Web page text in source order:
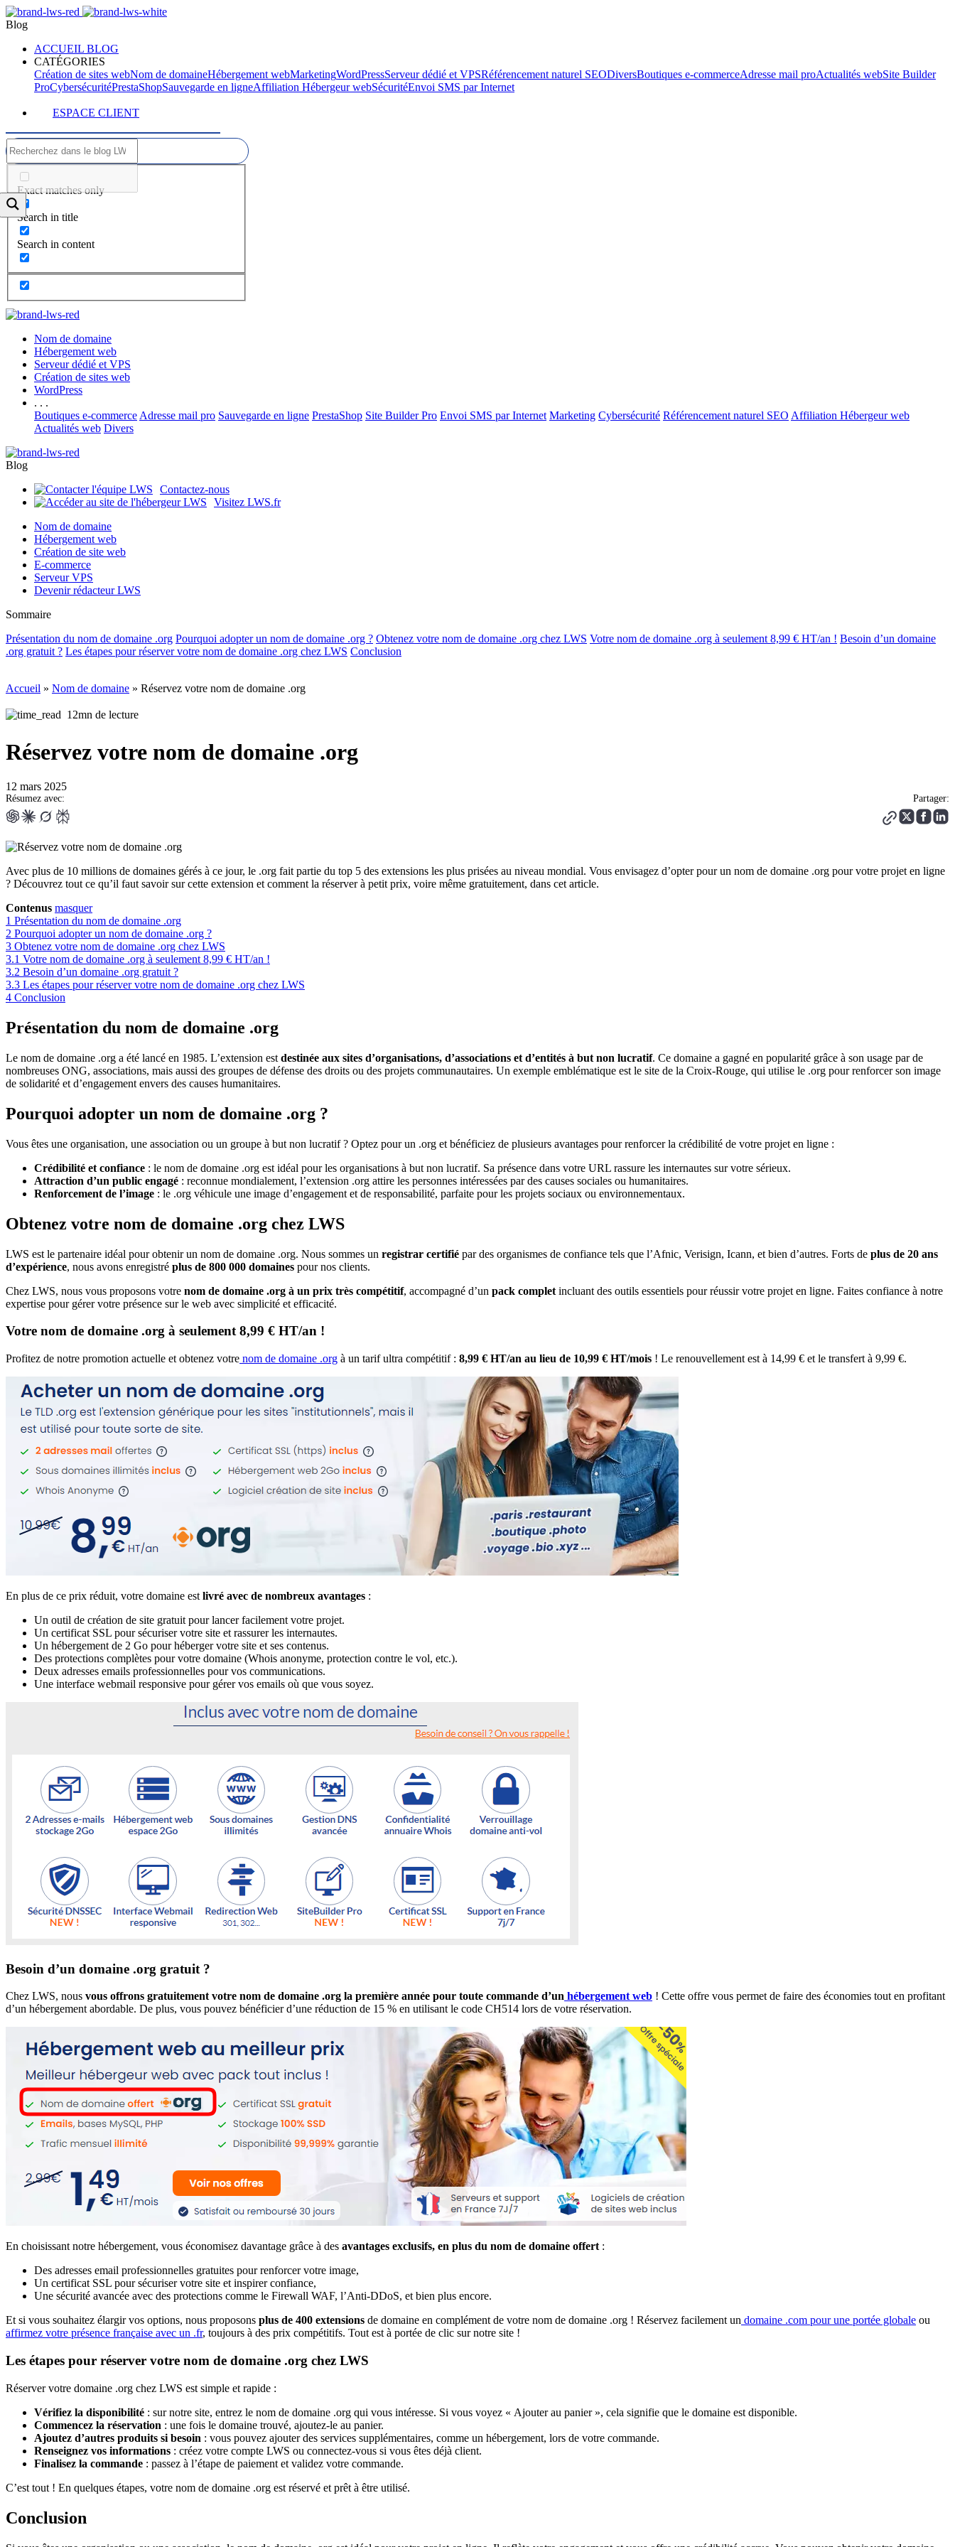
Blog
ACCUEIL BLOG
CATÉGORIES
Création de sites webNom de domaineHébergement webMarketingWordPressServeur dédié et VPSRéférencement naturel SEODiversBoutiques e-commerceAdresse mail proActualités webSite Builder
ProCybersécuritéPrestaShopSauvegarde en ligneAffiliation Hébergeur webSécuritéEnvoi SMS par Internet
ESPACE CLIENT
Exact matches only
Search in title
Search in content
Nom de domaine
Hébergement web
Serveur dédié et VPS
Création de sites web
WordPress
. . .
Boutiques e-commerce Adresse mail pro Sauvegarde en ligne PrestaShop Site Builder Pro Envoi SMS par Internet Marketing Cybersécurité Référencement naturel SEO Affiliation Hébergeur web
Actualités web Divers
Blog
Contactez-nous
Visitez LWS.fr
Nom de domaine
Hébergement web
Création de site web
E-commerce
Serveur VPS
Devenir rédacteur LWS
Sommaire
Présentation du nom de domaine .org Pourquoi adopter un nom de domaine .org ? Obtenez votre nom de domaine .org chez LWS Votre nom de domaine .org à seulement 8,99 € HT/an ! Besoin d’un domaine
.org gratuit ? Les étapes pour réserver votre nom de domaine .org chez LWS Conclusion
Accueil » Nom de domaine » Réservez votre nom de domaine .org
12mn de lecture
Réservez votre nom de domaine .org
12 mars 2025
Résumez avec: Partager:
Avec plus de 10 millions de domaines gérés à ce jour, le .org fait partie du top 5 des extensions les plus prisées au niveau mondial. Vous envisagez d’opter pour un nom de domaine .org pour votre projet en ligne
? Découvrez tout ce qu’il faut savoir sur cette extension et comment la réserver à petit prix, voire même gratuitement, dans cet article.
Contenus masquer
1 Présentation du nom de domaine .org
2 Pourquoi adopter un nom de domaine .org ?
3 Obtenez votre nom de domaine .org chez LWS
3.1 Votre nom de domaine .org à seulement 8,99 € HT/an !
3.2 Besoin d’un domaine .org gratuit ?
3.3 Les étapes pour réserver votre nom de domaine .org chez LWS
4 Conclusion
Présentation du nom de domaine .org
Le nom de domaine .org a été lancé en 1985. L’extension est destinée aux sites d’organisations, d’associations et d’entités à but non lucratif. Ce domaine a gagné en popularité grâce à son usage par de
nombreuses ONG, associations, mais aussi des groupes de défense des droits ou des projets communautaires. Un exemple emblématique est le site de la Croix-Rouge, qui utilise le .org pour renforcer son image
de solidarité et d’engagement envers des causes humanitaires.
Pourquoi adopter un nom de domaine .org ?
Vous êtes une organisation, une association ou un groupe à but non lucratif ? Optez pour un .org et bénéficiez de plusieurs avantages pour renforcer la crédibilité de votre projet en ligne :
Crédibilité et confiance : le nom de domaine .org est idéal pour les organisations à but non lucratif. Sa présence dans votre URL rassure les internautes sur votre sérieux.
Attraction d’un public engagé : reconnue mondialement, l’extension .org attire les personnes intéressées par des causes sociales ou humanitaires.
Renforcement de l’image : le .org véhicule une image d’engagement et de responsabilité, parfaite pour les projets sociaux ou environnementaux.
Obtenez votre nom de domaine .org chez LWS
LWS est le partenaire idéal pour obtenir un nom de domaine .org. Nous sommes un registrar certifié par des organismes de confiance tels que l’Afnic, Verisign, Icann, et bien d’autres. Forts de plus de 20 ans
d’expérience, nous avons enregistré plus de 800 000 domaines pour nos clients.
Chez LWS, nous vous proposons votre nom de domaine .org à un prix très compétitif, accompagné d’un pack complet incluant des outils essentiels pour réussir votre projet en ligne. Faites confiance à notre
expertise pour gérer votre présence sur le web avec simplicité et efficacité.
Votre nom de domaine .org à seulement 8,99 € HT/an !
Profitez de notre promotion actuelle et obtenez votre nom de domaine .org à un tarif ultra compétitif : 8,99 € HT/an au lieu de 10,99 € HT/mois ! Le renouvellement est à 14,99 € et le transfert à 9,99 €.
En plus de ce prix réduit, votre domaine est livré avec de nombreux avantages :
Un outil de création de site gratuit pour lancer facilement votre projet.
Un certificat SSL pour sécuriser votre site et rassurer les internautes.
Un hébergement de 2 Go pour héberger votre site et ses contenus.
Des protections complètes pour votre domaine (Whois anonyme, protection contre le vol, etc.).
Deux adresses emails professionnelles pour vos communications.
Une interface webmail responsive pour gérer vos emails où que vous soyez.
Besoin d’un domaine .org gratuit ?
Chez LWS, nous vous offrons gratuitement votre nom de domaine .org la première année pour toute commande d’un hébergement web ! Cette offre vous permet de faire des économies tout en profitant
d’un hébergement abordable. De plus, vous pouvez bénéficier d’une réduction de 15 % en utilisant le code CH514 lors de votre réservation.
En choisissant notre hébergement, vous économisez davantage grâce à des avantages exclusifs, en plus du nom de domaine offert :
Des adresses email professionnelles gratuites pour renforcer votre image,
Un certificat SSL pour sécuriser votre site et inspirer confiance,
Une sécurité avancée avec des protections comme le Firewall WAF, l’Anti-DDoS, et bien plus encore.
Et si vous souhaitez élargir vos options, nous proposons plus de 400 extensions de domaine en complément de votre nom de domaine .org ! Réservez facilement un domaine .com pour une portée globale ou
affirmez votre présence française avec un .fr, toujours à des prix compétitifs. Tout est à portée de clic sur notre site !
Les étapes pour réserver votre nom de domaine .org chez LWS
Réserver votre domaine .org chez LWS est simple et rapide :
Vérifiez la disponibilité : sur notre site, entrez le nom de domaine .org qui vous intéresse. Si vous voyez « Ajouter au panier », cela signifie que le domaine est disponible.
Commencez la réservation : une fois le domaine trouvé, ajoutez-le au panier.
Ajoutez d’autres produits si besoin : vous pouvez ajouter des services supplémentaires, comme un hébergement, lors de votre commande.
Renseignez vos informations : créez votre compte LWS ou connectez-vous si vous êtes déjà client.
Finalisez la commande : passez à l’étape de paiement et validez votre commande.
C’est tout ! En quelques étapes, votre nom de domaine .org est réservé et prêt à être utilisé.
Conclusion